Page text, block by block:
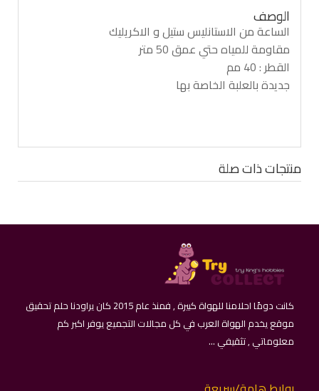
الوصف
الساعة من الاستانليس ستيل و الاكريليك
مقاومة للمياه حتي عمق 50 متر
القطر : 40 مم
جديدة بالعلبة الخاصة بها
منتجات ذات صلة
كانت دومًا احلامنا للهواة كبيرة , فمنذ عام 2015 كان يراودنا حلم تحقيق
موقع يخدم الهواة العرب في كل مجالات التجميع يوفر اكبر كم
معلوماتي , تثقيفي ...